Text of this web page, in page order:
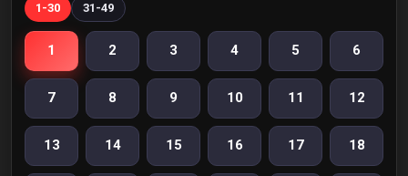
1-30 31-49
1 2 3 4 5 6
7 8 9 10 11 12
13 14 15 16 17 18